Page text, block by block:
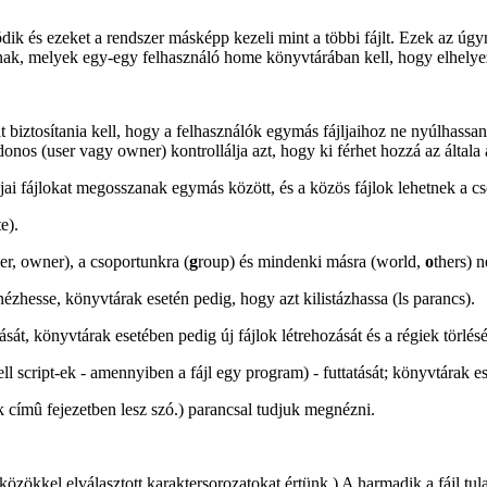
ezeket a rendszer másképp kezeli mint a többi fájlt. Ezek az
melyek egy-egy felhasználó home könyvtárában kell, hogy
kell, hogy a felhasználók egymás fájljaihoz ne
(user vagy owner) kontrollálja azt, hogy ki férhet hozzá az
megosszanak egymás között, és a közös fájlok lehetnek a
owner), a csoportunkra (group) és mindenki másra (world, others)
könyvtárak esetén pedig, hogy azt kilistázhassa (ls parancs).
könyvtárak esetében pedig új fájlok létrehozását és a régiek
ek - amennyiben a fájl egy program) - futtatását; könyvtárak
fejezetben lesz szó.) parancsal tudjuk megnézni.